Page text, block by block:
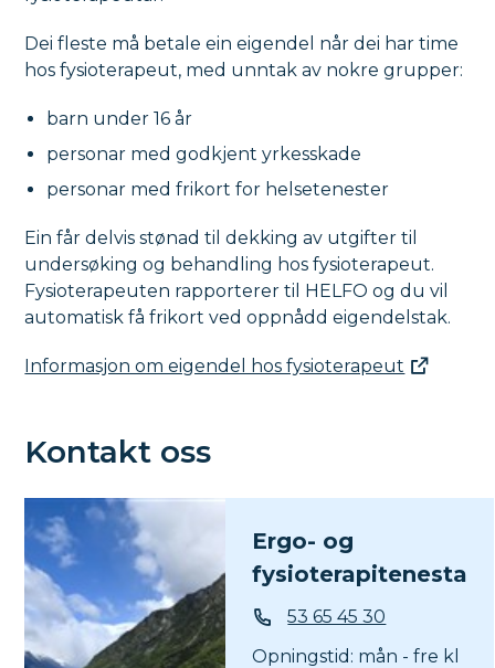
Dei fleste må betale ein eigendel når dei har time
hos fysioterapeut, med unntak av nokre grupper:
barn under 16 år
personar med godkjent yrkesskade
personar med frikort for helsetenester
Ein får delvis stønad til dekking av utgifter til
undersøking og behandling hos fysioterapeut.
Fysioterapeuten rapporterer til HELFO og du vil
automatisk få frikort ved oppnådd eigendelstak.
Informasjon om eigendel hos fysioterapeut
Kontakt oss
Ergo- og
fysioterapitenesta
Telefon53 65 45 30
Opningstid: mån - fre kl